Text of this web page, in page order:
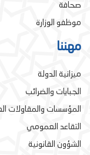
صحافة
موظفو الوزارة
مهننا
ميزانية الدولة
الجبايات والضرائب
المؤسسات والمقاولات
التقاعد العمومي
الشؤون القانونية